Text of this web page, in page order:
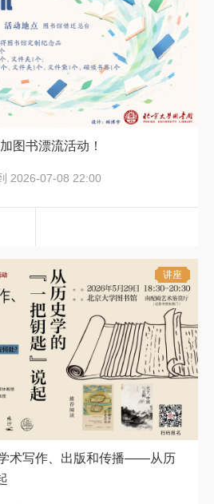
图书漂流活动！
2026-07-08 22:00
讲座
术写作、出版和传播——从历